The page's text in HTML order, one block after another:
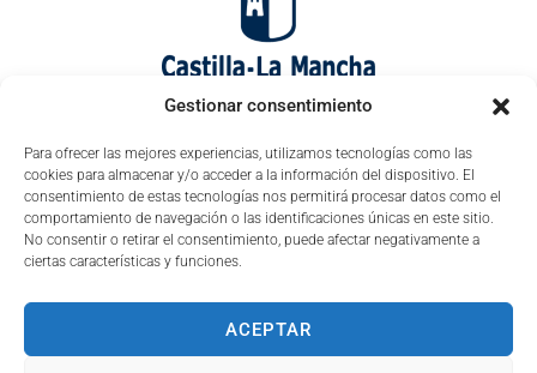
Gestionar consentimiento
Para ofrecer las mejores experiencias, utilizamos tecnologías como las
cookies para almacenar y/o acceder a la información del dispositivo. El
consentimiento de estas tecnologías nos permitirá procesar datos como el
comportamiento de navegación o las identificaciones únicas en este sitio.
No consentir o retirar el consentimiento, puede afectar negativamente a
ciertas características y funciones.
ACEPTAR